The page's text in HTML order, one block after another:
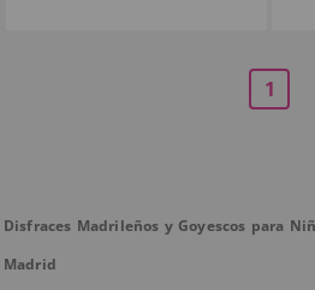
1
Disfraces Madrileños y Goyescos para
Madrid